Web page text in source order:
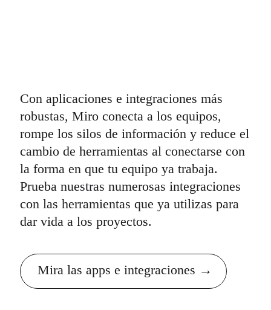
Con aplicaciones e integraciones más
robustas, Miro conecta a los equipos,
rompe los silos de información y reduce el
cambio de herramientas al conectarse con
la forma en que tu equipo ya trabaja.
Prueba nuestras numerosas integraciones
con las herramientas que ya utilizas para
dar vida a los proyectos.
Mira las apps e integraciones